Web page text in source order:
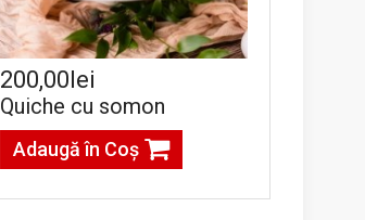
200,00lei
Quiche cu somon
Adaugă în Coş